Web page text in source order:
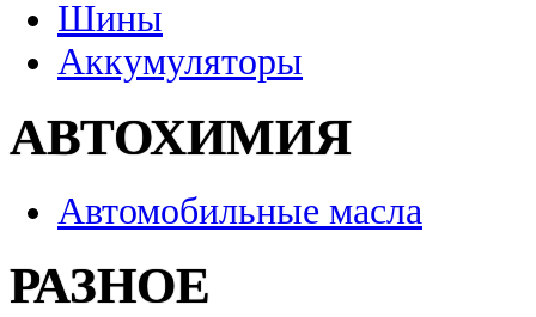
Шины
Аккумуляторы
АВТОХИМИЯ
Автомобильные масла
РАЗНОЕ